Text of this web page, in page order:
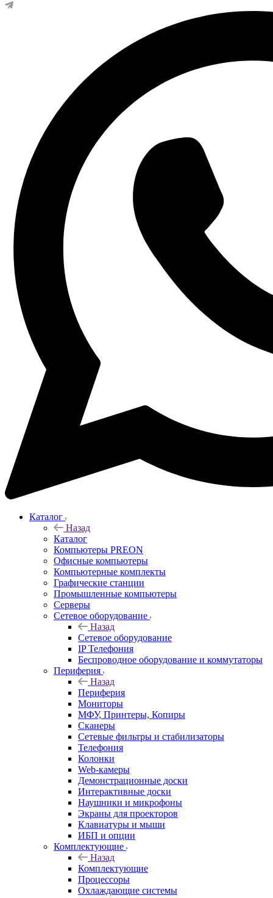
Каталог
Назад
Каталог
Компьютеры PREON
Офисные компьютеры
Компьютерные комплекты
Графические станции
Промышленные компьютеры
Серверы
Сетевое оборудование
Назад
Сетевое оборудование
IP Телефония
Беспроводное оборудование и коммутаторы
Периферия
Назад
Периферия
Мониторы
МФУ, Принтеры, Копиры
Сканеры
Сетевые фильтры и стабилизаторы
Телефония
Колонки
Web-камеры
Демонстрационные доски
Интерактивные доски
Наушники и микрофоны
Экраны для проекторов
Клавиатуры и мыши
ИБП и опции
Комплектующие
Назад
Комплектующие
Процессоры
Охлаждающие системы